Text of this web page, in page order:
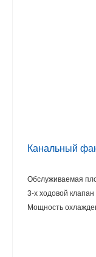
Канальный
Обслуживаемая
3-х ходовой клапан
Мощность